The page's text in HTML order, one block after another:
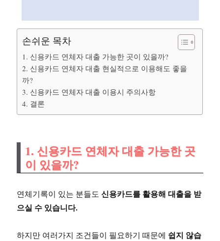
손쉬운 목차
1. 신용카드 연체자 대출 가능한 곳이 있을까?
2. 신용카드 연체자 대출 현실적으로 이용해도 좋을
까?
3. 신용카드 연체자 대출 이용시 주의사항
4. 결론
1. 신용카드 연체자 대출 가능한 곳
이 있을까?
연체기록이 있는 분들도신용카드를 활용해 대출을 받
으실 수 있습니다.
하지만 여러가지 조건들이 필요하기 때문에 쉽지 않습